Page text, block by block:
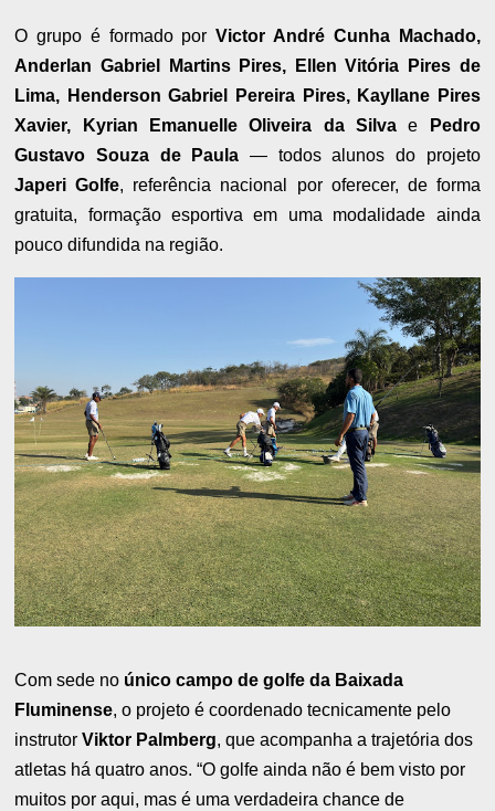
O grupo é formado porVictor André Cunha Machado,
Anderlan Gabriel Martins Pires, Ellen Vitória Pires de
Lima, Henderson Gabriel Pereira Pires, Kayllane Pires
Xavier, Kyrian Emanuelle Oliveira da Silvae
Pedro
Gustavo Souza de Paula — todos alunos do projeto
Japeri Golfe, referência nacional por oferecer, de forma
gratuita, formação esportiva em uma modalidade ainda
pouco difundida na região.
Com sede no único campo de golfe da Baixada
Fluminense, o projeto é coordenado tecnicamente pelo
instrutorViktor Palmberg, que acompanha a trajetória dos
atletas há quatro anos. “O golfe ainda não é bem visto por
muitos por aqui, mas é uma verdadeira chance de